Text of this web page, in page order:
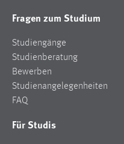
Fragen zum Studium
Studiengänge
Studienberatung
Bewerben
Studienangelegenheiten
FAQ
Für Studis